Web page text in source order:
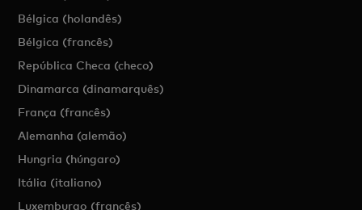
Bélgica (holandês)
Bélgica (francês)
República Checa (checo)
Dinamarca (dinamarquês)
França (francês)
Alemanha (alemão)
Hungria (húngaro)
Itália (italiano)
Luxemburgo (francês)